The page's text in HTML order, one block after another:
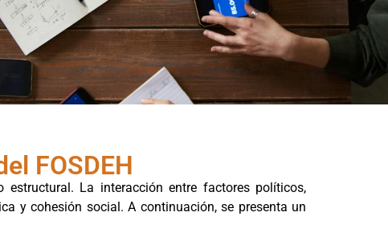
FOSDEH
La interacción entre factores políticos,
y cohesión social. A continuación, se presenta un